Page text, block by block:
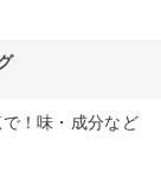
！味・成分など